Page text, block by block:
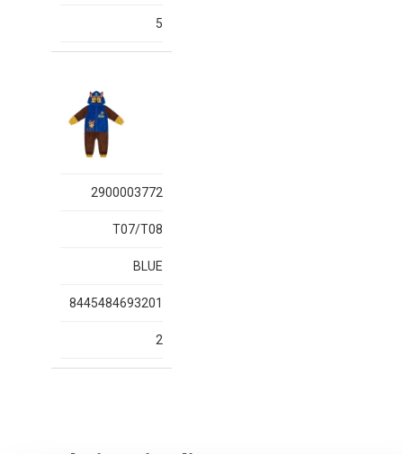
5
2900003772
T07/T08
BLUE
8445484693201
2